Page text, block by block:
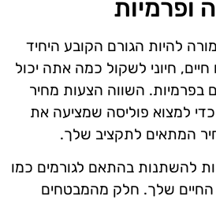
ופרמיות
להיות הגורם הקובע היחיד
חיוני לשקול כמה אתה יכול
השווה הצעות מחיר
למצוא פוליסה שמציעה את
המתאים לתקציב שלך.
להשתנות בהתאם לגורמים כמו
החיים שלך. חלק מהמבטחים